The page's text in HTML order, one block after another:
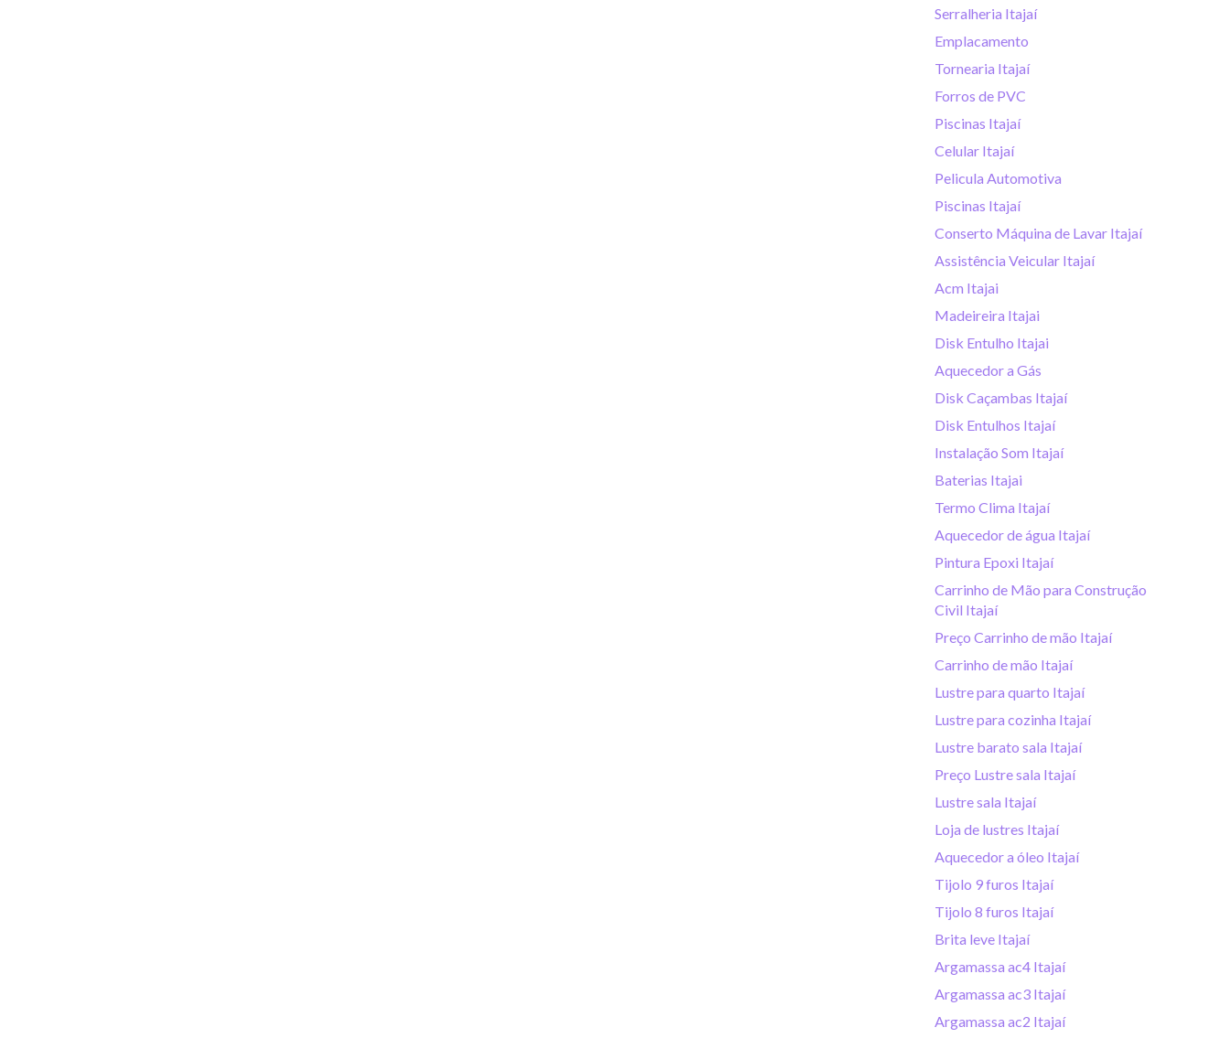
Serralheria Itajaí
Emplacamento
Tornearia Itajaí
Forros de PVC
Piscinas Itajaí
Celular Itajaí
Pelicula Automotiva
Piscinas Itajaí
Conserto Máquina de Lavar Itajaí
Assistência Veicular Itajaí
Acm Itajai
Madeireira Itajai
Disk Entulho Itajai
Aquecedor a Gás
Disk Caçambas Itajaí
Disk Entulhos Itajaí
Instalação Som Itajaí
Baterias Itajai
Termo Clima Itajaí
Aquecedor de água Itajaí
Pintura Epoxi Itajaí
Carrinho de Mão para Construção
Civil Itajaí
Preço Carrinho de mão Itajaí
Carrinho de mão Itajaí
Lustre para quarto Itajaí
Lustre para cozinha Itajaí
Lustre barato sala Itajaí
Preço Lustre sala Itajaí
Lustre sala Itajaí
Loja de lustres Itajaí
Aquecedor a óleo Itajaí
Tijolo 9 furos Itajaí
Tijolo 8 furos Itajaí
Brita leve Itajaí
Argamassa ac4 Itajaí
Argamassa ac3 Itajaí
Argamassa ac2 Itajaí